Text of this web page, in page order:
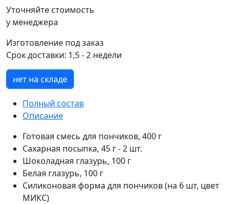
Уточняйте стоимость
у менеджера
Изготовление под заказ
Срок доставки: 1,5 - 2 недели
нет на складе
Полный состав
Описание
Готовая смесь для пончиков, 400 г
Сахарная посыпка, 45 г - 2 шт.
Шоколадная глазурь, 100 г
Белая глазурь, 100 г
Силиконовая форма для пончиков (на 6 шт, цвет
МИКС)